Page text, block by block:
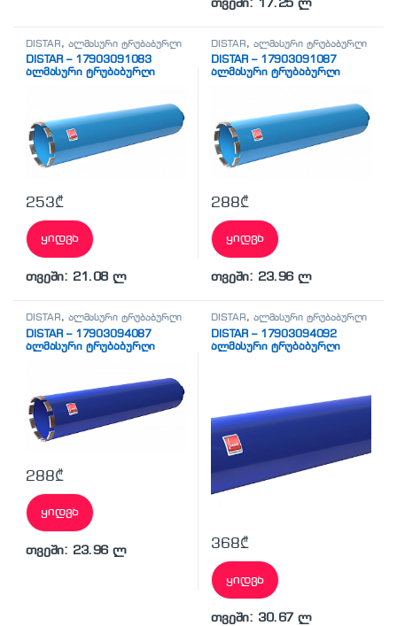
თვეში: 17.25 ლ
DISTAR, ალმასური ტრუბაბურღი
DISTAR – 17903091083
ალმასური ტრუბაბურღი
253₾
ყიდვა
თვეში: 21.08 ლ
DISTAR, ალმასური ტრუბაბურღი
DISTAR – 17903091087
ალმასური ტრუბაბურღი
288₾
ყიდვა
თვეში: 23.96 ლ
DISTAR, ალმასური ტრუბაბურღი
DISTAR – 17903094087
ალმასური ტრუბაბურღი
288₾
ყიდვა
თვეში: 23.96 ლ
DISTAR, ალმასური ტრუბაბურღი
DISTAR – 17903094092
ალმასური ტრუბაბურღი
368₾
ყიდვა
თვეში: 30.67 ლ